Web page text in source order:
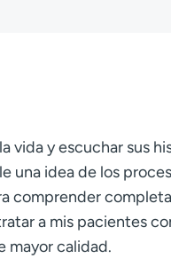
vida y escuchar sus
una idea de los
comprender
a mis pacientes
mayor calidad.